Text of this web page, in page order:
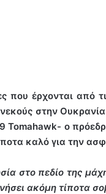
που έρχονται από
στην
Tomahawk- o
καλό για την
στο πεδίο της
ακόμη τίποτα